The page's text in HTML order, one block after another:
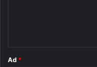
Ad *